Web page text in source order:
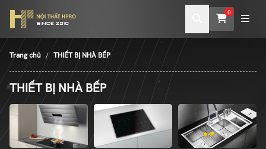
0
Trang chủ THIẾT BỊ NHÀ BẾP
THIẾT BỊ NHÀ BẾP